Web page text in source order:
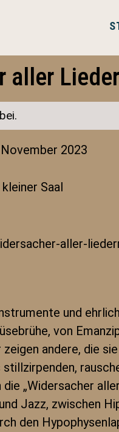
aller
2023
kleiner Saal
aller-
und
von
andere, die
„Widersacher
Jazz, zwischen
den